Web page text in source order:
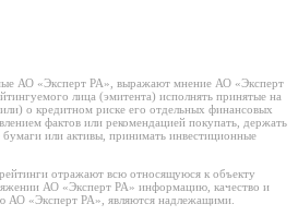
АО «Эксперт РА», выражают мнение АО «Эксперт
лица (эмитента) исполнять принятые на
о кредитном риске его отдельных финансовых
фактов или рекомендацией покупать, держать
или активы, принимать инвестиционные
отражают всю относящуюся к объекту
АО «Эксперт РА» информацию, качество и
АО «Эксперт РА», являются надлежащими.